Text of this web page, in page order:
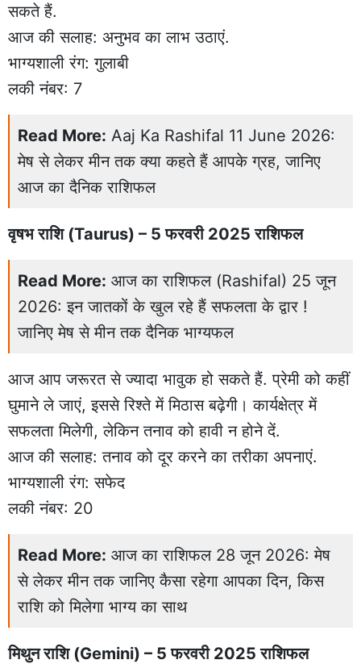
सकते हैं.
आज की सलाह: अनुभव का लाभ उठाएं.
भाग्यशाली रंग: गुलाबी
लकी नंबर: 7
Read More: Aaj Ka Rashifal 11 June 2026:
मेष से लेकर मीन तक क्या कहते हैं आपके ग्रह, जानिए
आज का दैनिक राशिफल
वृषभ राशि (Taurus) – 5 फरवरी 2025 राशिफल
Read More: आज का राशिफल (Rashifal) 25 जून
2026: इन जातकों के खुल रहे हैं सफलता के द्वार !
जानिए मेष से मीन तक दैनिक भाग्यफल
आज आप जरूरत से ज्यादा भावुक हो सकते हैं. प्रेमी को कहीं
घुमाने ले जाएं, इससे रिश्ते में मिठास बढ़ेगी। कार्यक्षेत्र में
सफलता मिलेगी, लेकिन तनाव को हावी न होने दें.
आज की सलाह: तनाव को दूर करने का तरीका अपनाएं.
भाग्यशाली रंग: सफेद
लकी नंबर: 20
Read More: आज का राशिफल 28 जून 2026: मेष
से लेकर मीन तक जानिए कैसा रहेगा आपका दिन, किस
राशि को मिलेगा भाग्य का साथ
मिथुन राशि (Gemini) – 5 फरवरी 2025 राशिफल